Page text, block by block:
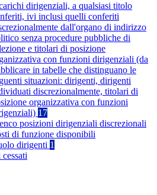
dirigenziali, a qualsiasi titolo
ivi inclusi quelli conferiti
dall'organo di indirizzo
senza procedure pubbliche di
e titolari di posizione
con funzioni dirigenziali (da
in tabelle che distinguano le
situazioni: dirigenti, dirigenti
discrezionalmente, titolari di
organizzativa con funzioni
17
posizioni dirigenziali discrezionali
di funzione disponibili
dirigenti 1